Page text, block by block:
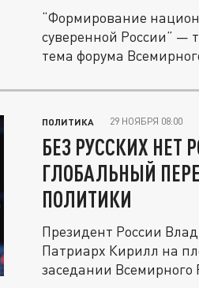
“Формирование
суверенной России” —
тема форума
ПОЛИТИКА 29 НОЯБРЯ 08:00
БЕЗ РУССКИХ НЕТ
ГЛОБАЛЬНЫЙ
ПОЛИТИКИ
Президент России
Патриарх Кирилл на
заседании Всемирного